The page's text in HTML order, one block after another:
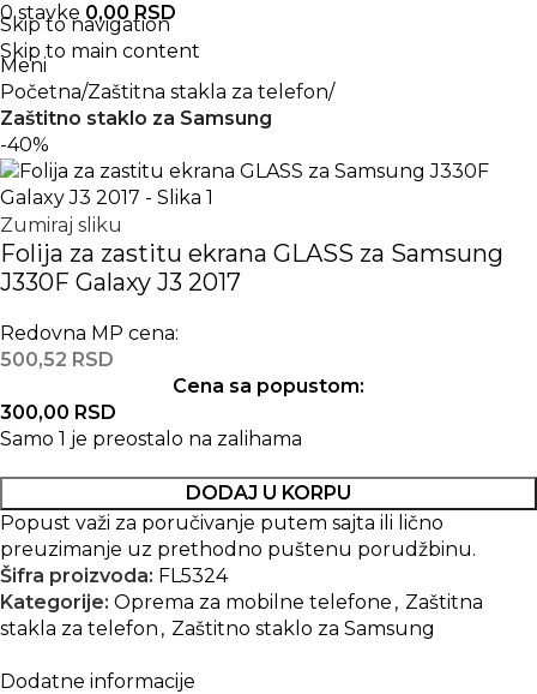
Skip to navigation
Skip to main content
0stavke 0,00 RSD
Meni
Početna Zaštitna stakla za telefon
Zaštitno staklo za Samsung
-40%
Zumiraj sliku
Folija za zastitu ekrana GLASS za Samsung
J330F Galaxy J3 2017
Redovna MP cena:
500,52 RSD
Cena sa popustom:
300,00 RSD
Samo 1 je preostalo na zalihama
DODAJ U KORPU
Popust važi za poručivanje putem sajta ili lično
preuzimanje uz prethodno puštenu porudžbinu.
Šifra proizvoda: FL5324
Kategorije: Oprema za mobilne telefone , Zaštitna
stakla za telefon , Zaštitno staklo za Samsung
Dodatne informacije